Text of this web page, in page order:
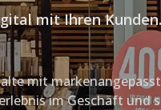
mit Ihren
mit
im Geschäft und